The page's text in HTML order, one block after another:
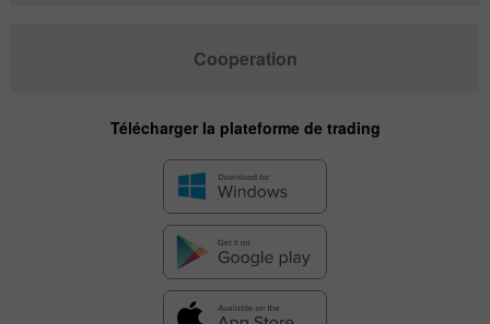
Cooperation
Télécharger la plateforme de trading